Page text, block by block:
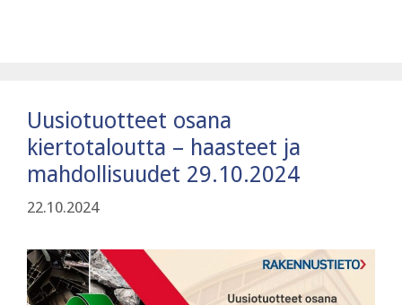
Uusiotuotteet osana
kiertotaloutta – haasteet ja
mahdollisuudet 29.10.2024
22.10.2024